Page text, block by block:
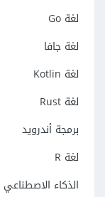
لغة Go
لغة جافا
لغة Kotlin
لغة Rust
برمجة أندرويد
لغة R
الذكاء الاصطناعي